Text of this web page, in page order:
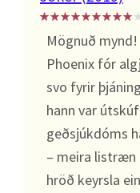
Mögnuð
Phoenix fór
svo fyrir
hann var
geðsjúkdóms
– meira listræn
hröð keyrsla